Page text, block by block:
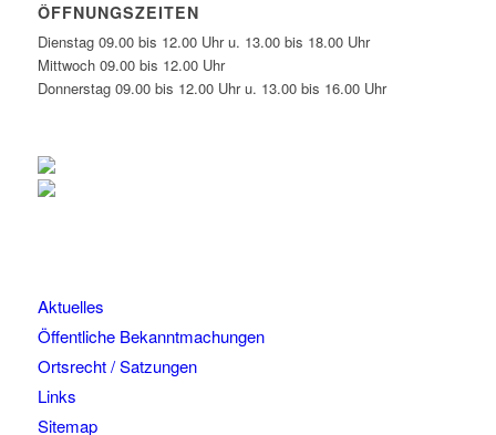
ÖFFNUNGSZEITEN
Dienstag 09.00 bis 12.00 Uhr u. 13.00 bis 18.00 Uhr
Mittwoch 09.00 bis 12.00 Uhr
Donnerstag 09.00 bis 12.00 Uhr u. 13.00 bis 16.00 Uhr
Aktuelles
Öffentliche Bekanntmachungen
Ortsrecht / Satzungen
Links
Sitemap